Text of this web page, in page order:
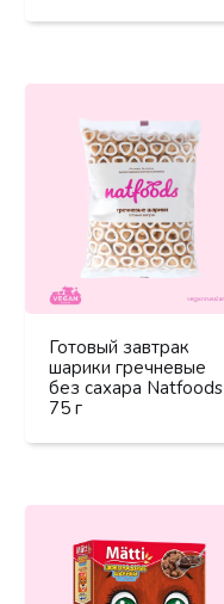
Готовый завтрак
шарики гречневые
без сахара Natfoods
75 г